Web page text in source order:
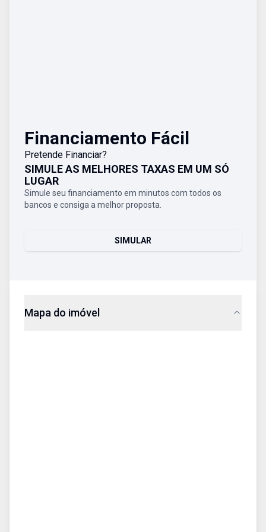
Financiamento Fácil
Pretende Financiar?
SIMULE AS MELHORES TAXAS EM UM SÓ
LUGAR
Simule seu financiamento em minutos com todos os
bancos e consiga a melhor proposta.
SIMULAR
Mapa do imóvel